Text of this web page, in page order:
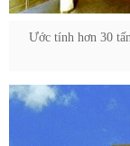
Ước tính hơn 30